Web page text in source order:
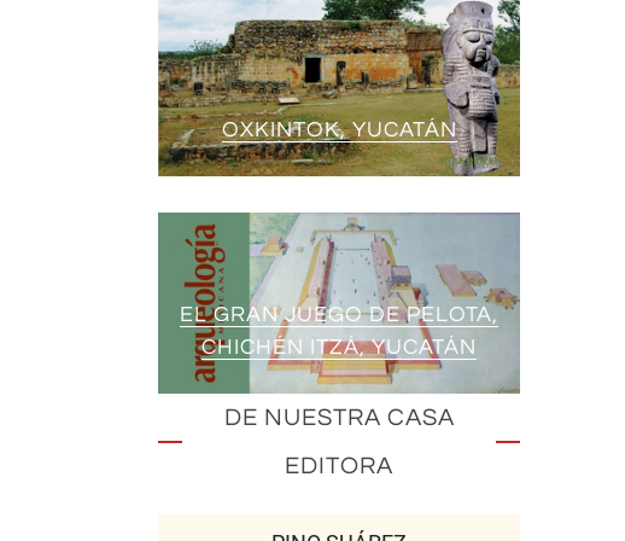
OXKINTOK, YUCATÁN
EL GRAN JUEGO DE PELOTA,
CHICHÉN ITZÁ, YUCATÁN
DE NUESTRA CASA
EDITORA